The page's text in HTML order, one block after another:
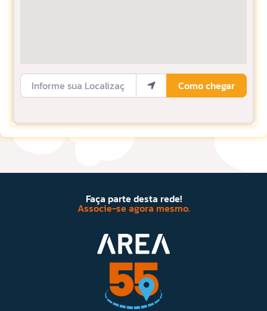
Informe sua Localização
Como chegar
Faça parte desta rede!
Associe-se agora mesmo.